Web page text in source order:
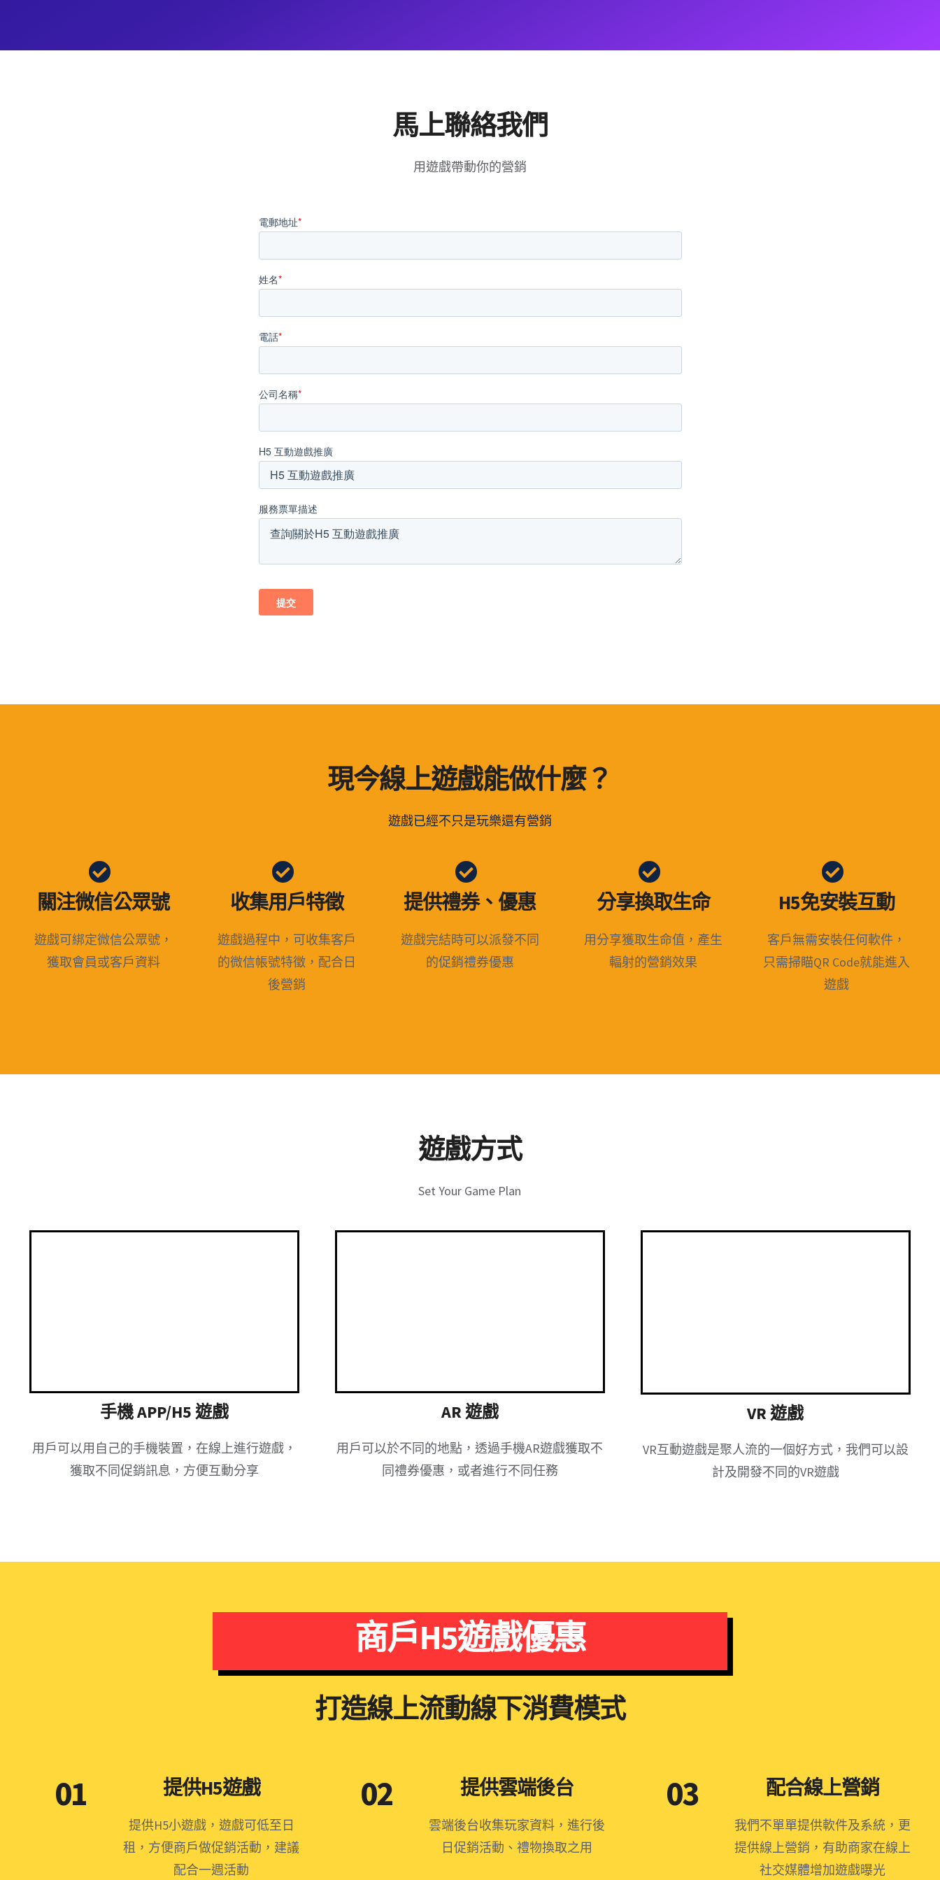
馬上聯絡我們
用遊戲帶動你的營銷
現今線上遊戲能做什麼？
遊戲已經不只是玩樂還有營銷
關注微信公眾號
遊戲可綁定微信公眾號，
獲取會員或客戶資料
收集用戶特徵
遊戲過程中，可收集客戶
的微信帳號特徵，配合日
後營銷
提供禮券、優惠
遊戲完結時可以派發不同
的促銷禮券優惠
分享換取生命
用分享獲取生命值，產生
輻射的營銷效果
H5免安裝互動
客戶無需安裝任何軟件，
只需掃瞄QR Code就能進入
遊戲
遊戲方式
Set Your Game Plan
⼿機 APP/H5 遊戲
⽤戶可以⽤⾃⼰的⼿機裝置，在線上進行遊戲，
獲取不同促銷訊息，方便互動分享
AR 遊戲
用戶可以於不同的地點，透過手機AR遊戲獲取不
同禮券優惠，或者進行不同任務
VR 遊戲
VR互動遊戲是聚人流的一個好方式，我們可以設
計及開發不同的VR遊戲
商戶H5遊戲優惠
打造線上流動線下消費模式
01 提供H5遊戲
提供H5小遊戲，遊戲可低至日
租，方便商戶做促銷活動，建議
配合一週活動
02 提供雲端後台
雲端後台收集玩家資料，進行後
日促銷活動、禮物換取之用
03 配合線上營銷
我們不單單提供軟件及系統，更
提供線上營銷，有助商家在線上
社交媒體增加遊戲曝光